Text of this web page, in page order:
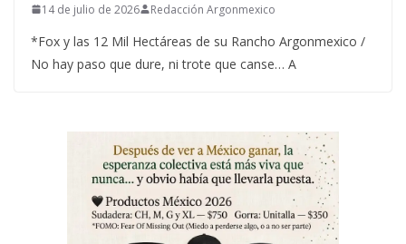
14 de julio de 2026 Redacción Argonmexico
*Fox y las 12 Mil Hectáreas de su Rancho Argonmexico /
No hay paso que dure, ni trote que canse… A